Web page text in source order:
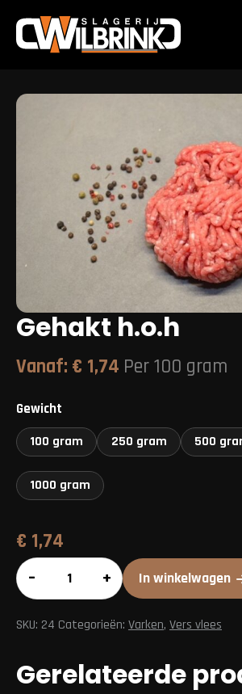
Gehakt h.o.h
Vanaf: € 1,74 Per 100 gram
Gewicht
100 gram 250 gram 500
1000 gram
€ 1,74
Gehakt
h.o.h
aantal
– + In winkelwagen
SKU: 24 Categorieën: Varken, Vers vlees
Gerelateerde